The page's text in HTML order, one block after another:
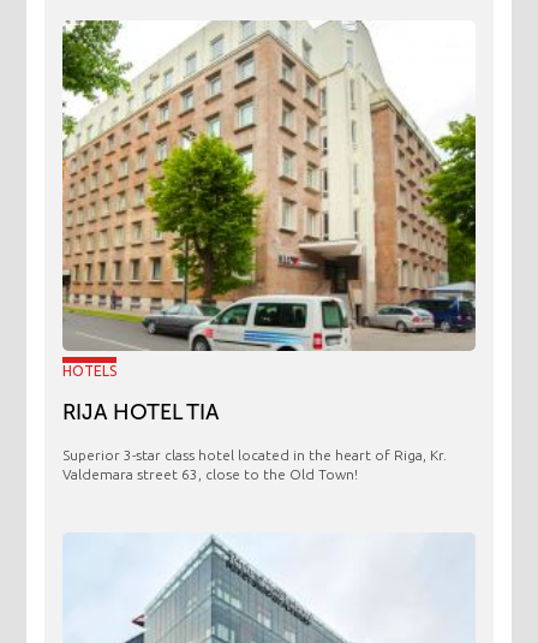
HOTELS
RIJA HOTEL TIA
Superior 3-star class hotel located in the heart of Riga, Kr.
Valdemara street 63, close to the Old Town!